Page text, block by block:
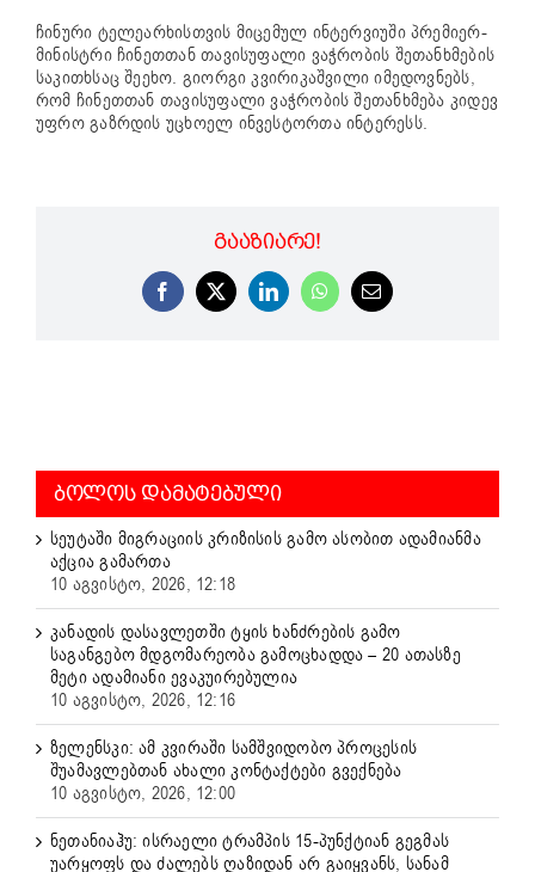
ჩინური ტელეარხისთვის მიცემულ ინტერვიუში პრემიერ-
მინისტრი ჩინეთთან თავისუფალი ვაჭრობის შეთანხმების
საკითხსაც შეეხო. გიორგი კვირიკაშვილი იმედოვნებს,
რომ ჩინეთთან თავისუფალი ვაჭრობის შეთანხმება კიდევ
უფრო გაზრდის უცხოელ ინვესტორთა ინტერესს.
ᲒᲐᲐᲖᲘᲐᲠᲔ!
Facebook
X LinkedInWhatsApp
Email
ᲑᲝᲚᲝᲡ ᲓᲐᲛᲐᲢᲔᲑᲣᲚᲘ
სეუტაში მიგრაციის კრიზისის გამო ასობით ადამიანმა
აქცია გამართა
10 აგვისტო, 2026, 12:18
კანადის დასავლეთში ტყის ხანძრების გამო
საგანგებო მდგომარეობა გამოცხადდა – 20 ათასზე
მეტი ადამიანი ევაკუირებულია
10 აგვისტო, 2026, 12:16
ზელენსკი: ამ კვირაში სამშვიდობო პროცესის
შუამავლებთან ახალი კონტაქტები გვექნება
10 აგვისტო, 2026, 12:00
ნეთანიაჰუ: ისრაელი ტრამპის 15-პუნქტიან გეგმას
უარყოფს და ძალებს ღაზიდან არ გაიყვანს, სანამ